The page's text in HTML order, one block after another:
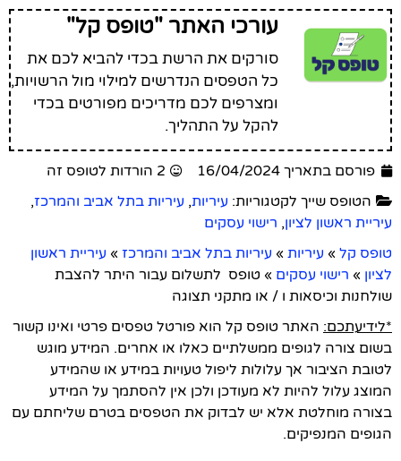
עורכי האתר "טופס קל"
סורקים את הרשת בכדי להביא לכם את
כל הטפסים הנדרשים למילוי מול הרשויות,
ומצרפים לכם מדריכים מפורטים בכדי
להקל על התהליך.
פורסם בתאריך 16/04/2024
2 הורדות לטופס זה
הטופס שייך לקטגוריות: עיריות, עיריות בתל אביב והמרכז,
עיריית ראשון לציון, רישוי עסקים
טופס קל » עיריות » עיריות בתל אביב והמרכז » עיריית ראשון
לציון » רישוי עסקים » טופס ​​ לתשלום ​​עבור היתר להצבת
שולחנות וכיסאות ו / או מתקני תצוגה​
*לידיעתכם: האתר טופס קל הוא פורטל טפסים פרטי ואינו קשור
בשום צורה לגופים ממשלתיים כאלו או אחרים. המידע מוגש
לטובת הציבור אך עלולות ליפול טעויות במידע או שהמידע
המוצג עלול להיות לא מעודכן ולכן אין להסתמך על המידע
בצורה מוחלטת אלא יש לבדוק את הטפסים בטרם שליחתם עם
הגופים המנפיקים.